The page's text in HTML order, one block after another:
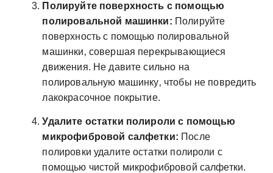
Полируйте поверхность с помощью
полировальной машинки: Полируйте
поверхность с помощью полировальной
машинки‚ совершая перекрывающиеся
движения. Не давите сильно на
полировальную машинку‚ чтобы не повредить
лакокрасочное покрытие.
Удалите остатки полироли с помощью
микрофибровой салфетки: После
полировки удалите остатки полироли с
помощью чистой микрофибровой салфетки.